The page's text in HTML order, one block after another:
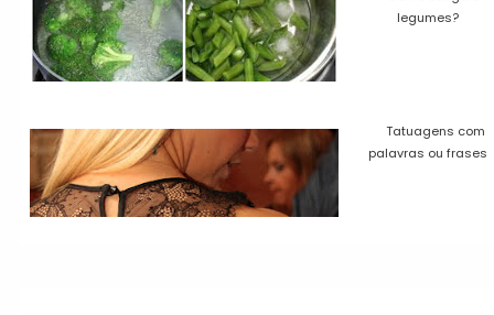
legumes?
Tatuagens com
palavras ou frases